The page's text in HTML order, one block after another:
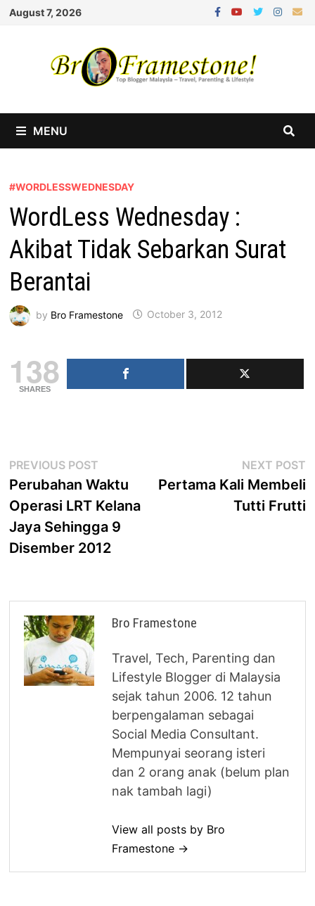
Skip
August 7, 2026
MENU
#WORDLESSWEDNESDAY
WordLess Wednesday :
Akibat Tidak Sebarkan Surat
Berantai
by Bro Framestone October 3, 2012
138
SHARES
Post
navigation
PREVIOUS POST
post:
Perubahan Waktu
Operasi LRT Kelana
Jaya Sehingga 9
Disember 2012
NEXT POST
Pertama Kali Membeli
Tutti Frutti
Bro Framestone
Travel, Tech, Parenting dan
Lifestyle Blogger di Malaysia
sejak tahun 2006. 12 tahun
berpengalaman sebagai
Social Media Consultant.
Mempunyai seorang isteri
dan 2 orang anak (belum plan
nak tambah lagi)
View all posts by Bro
Framestone →